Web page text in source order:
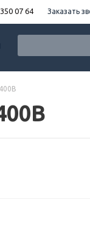
07 64 Заказать